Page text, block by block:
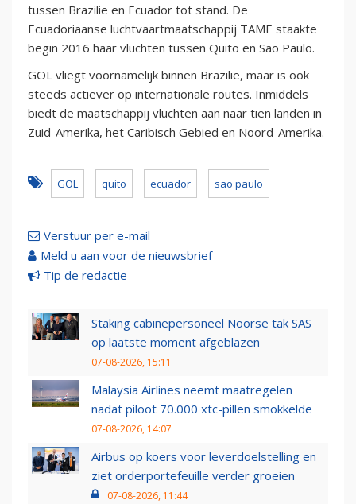
tussen Brazilie en Ecuador tot stand. De
Ecuadoriaanse luchtvaartmaatschappij TAME staakte
begin 2016 haar vluchten tussen Quito en Sao Paulo.
GOL vliegt voornamelijk binnen Brazilië, maar is ook
steeds actiever op internationale routes. Inmiddels
biedt de maatschappij vluchten aan naar tien landen in
Zuid-Amerika, het Caribisch Gebied en Noord-Amerika.
GOL quito ecuador sao paulo
Verstuur per e-mail
Meld u aan voor de nieuwsbrief
Tip de redactie
Staking cabinepersoneel Noorse tak SAS
op laatste moment afgeblazen
07-08-2026, 15:11
Malaysia Airlines neemt maatregelen
nadat piloot 70.000 xtc-pillen smokkelde
07-08-2026, 14:07
Airbus op koers voor leverdoelstelling en
ziet orderportefeuille verder groeien
07-08-2026, 11:44